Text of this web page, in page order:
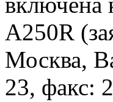
A250R
Москва,
23, факс: